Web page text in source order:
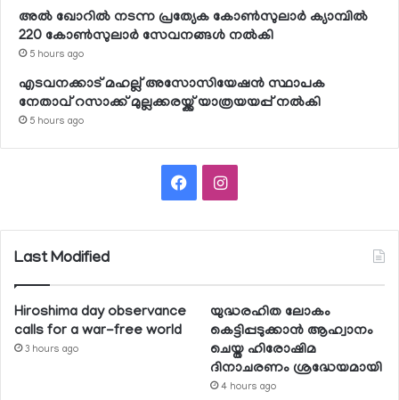
അല്‍ ഖോറില്‍ നടന്ന പ്രത്യേക കോണ്‍സുലാര്‍ ക്യാമ്പില്‍
220 കോണ്‍സുലാര്‍ സേവനങ്ങള്‍ നല്‍കി
5 hours ago
എടവനക്കാട് മഹല്ല് അസോസിയേഷന്‍ സ്ഥാപക
നേതാവ് റസാക്ക് മുല്ലക്കരയ്ക്ക് യാത്രയയപ്പ് നല്‍കി
5 hours ago
FacebookInstagram
Last Modified
Hiroshima day observance
calls for a war-free world
3 hours ago
യുദ്ധരഹിത ലോകം
കെട്ടിപ്പടുക്കാന്‍ ആഹ്വാനം
ചെയ്ത ഹിരോഷിമ
ദിനാചരണം ശ്രദ്ധേയമായി
4 hours ago